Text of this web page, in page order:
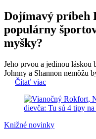
Dojímavý príbeh
populárny
myšky?
Jeho prvou a jedinou láskou
Johnny a Shannon nemôžu
Čítať viac
Knižné novinky